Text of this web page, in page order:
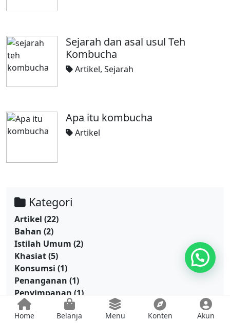
Sejarah dan asal usul Teh
Kombucha
Artikel, Sejarah
Apa itu kombucha
Artikel
Kategori
Artikel (22)
Bahan (2)
Istilah Umum (2)
Khasiat(5)
Konsumsi (1)
Penanganan (1)
Penyimpanan(1)
Peralatan
(2)
Perawatan(3)
Home Belanja Menu Konten Akun
Mau nanya tentang kombucha?